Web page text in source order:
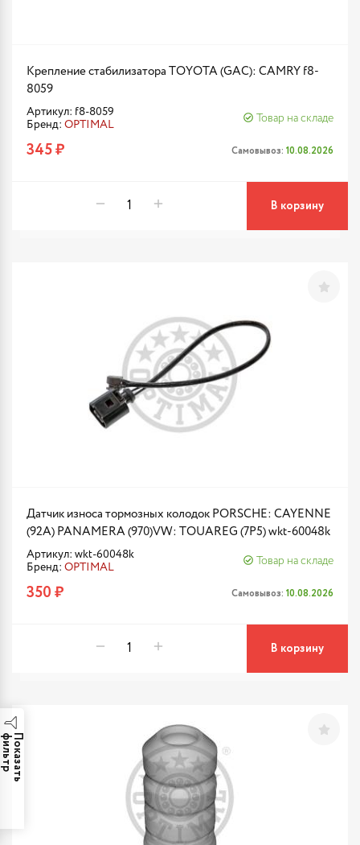
П
о
к
а
з
а
т
ь
ф
и
л
ь
т
Крепление стабилизатора TOYOTA (GAC): CAMRY f8-
8059
Артикул: f8-8059
Бренд: OPTIMAL
Товар на складе
345 ₽ Самовывоз: 10.08.2026
В корзину
Датчик износа тормозных колодок PORSCHE: CAYENNE
(92A) PANAMERA (970)VW: TOUAREG (7P5) wkt-60048k
Артикул: wkt-60048k
Бренд: OPTIMAL
Товар на складе
350 ₽ Самовывоз: 10.08.2026
В корзину